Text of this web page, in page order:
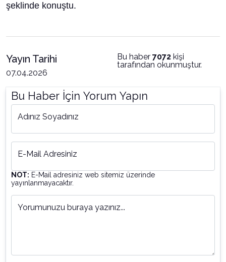
şeklinde konuştu.
Yayın Tarihi
07.04.2026
Bu haber 7072 kişi
tarafından okunmuştur.
Bu Haber İçin Yorum Yapın
Adınız Soyadınız
E-Mail Adresiniz
NOT: E-Mail adresiniz web sitemiz üzerinde
yayınlanmayacaktır.
Yorumunuzu buraya yazınız...